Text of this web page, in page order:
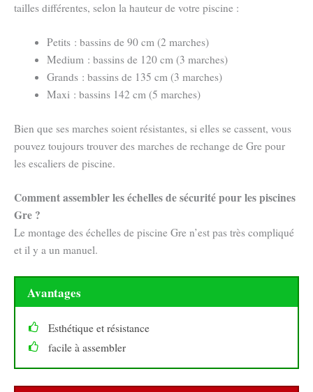
tailles différentes, selon la hauteur de votre piscine :
Petits : bassins de 90 cm (2 marches)
Medium : bassins de 120 cm (3 marches)
Grands : bassins de 135 cm (3 marches)
Maxi : bassins 142 cm (5 marches)
Bien que ses marches soient résistantes, si elles se cassent, vous
pouvez toujours trouver des marches de rechange de Gre pour
les escaliers de piscine.
Comment assembler les échelles de sécurité pour les piscines
Gre ?
Le montage des échelles de piscine Gre n’est pas très compliqué
et il y a un manuel.
Avantages
Esthétique et résistance
facile à assembler